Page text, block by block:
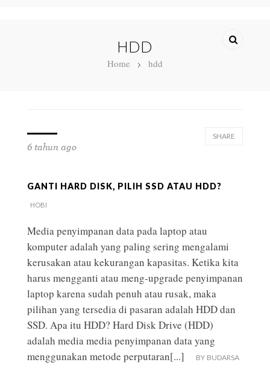
HDD
Home hdd
6 tahun ago
SHARE
GANTI HARD DISK, PILIH SSD ATAU HDD?
HOBI
Media penyimpanan data pada laptop atau
komputer adalah yang paling sering mengalami
kerusakan atau kekurangan kapasitas. Ketika kita
harus mengganti atau meng-upgrade penyimpanan
laptop karena sudah penuh atau rusak, maka
pilihan yang tersedia di pasaran adalah HDD dan
SSD. Apa itu HDD? Hard Disk Drive (HDD)
adalah media media penyimpanan data yang
menggunakan metode perputaran[...] BY BUDARSA